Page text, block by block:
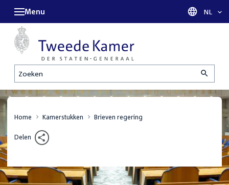
Zoeken
Menu Taal
NL
Home Kamerstukken Brieven regering
Delen